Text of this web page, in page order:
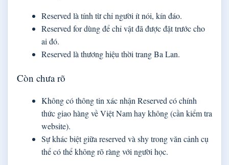
Reserved là tính từ chỉ người ít nói, kín đáo.
Reserved for dùng để chỉ vật đã được đặt trước cho
ai đó.
Reserved là thương hiệu thời trang Ba Lan.
Còn chưa rõ
Không có thông tin xác nhận Reserved có chính
thức giao hàng về Việt Nam hay không (cần kiểm tra
website).
Sự khác biệt giữa reserved và shy trong văn cảnh cụ
thể có thể không rõ ràng với người học.